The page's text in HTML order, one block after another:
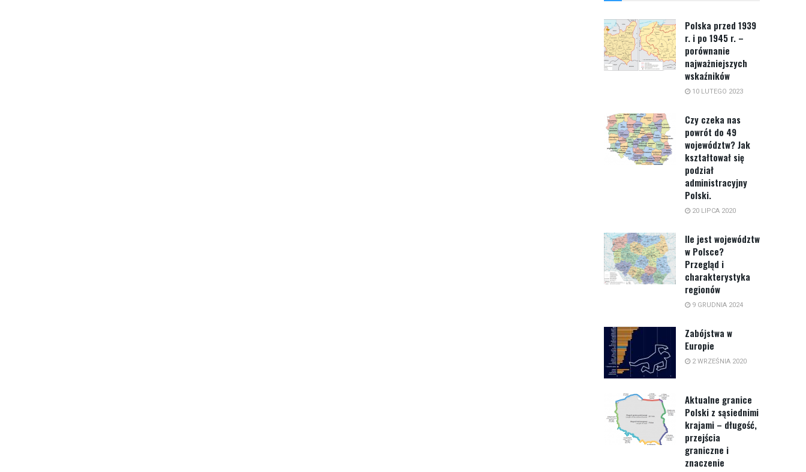
Polska przed 1939
r. i po 1945 r. –
porównanie
najważniejszych
wskaźników
10 LUTEGO 2023
Czy czeka nas
powrót do 49
województw? Jak
kształtował się
podział
administracyjny
Polski.
20 LIPCA 2020
Ile jest województw
w Polsce?
Przegląd i
charakterystyka
regionów
9 GRUDNIA 2024
Zabójstwa w
Europie
2 WRZEŚNIA 2020
Aktualne granice
Polski z sąsiednimi
krajami – długość,
przejścia
graniczne i
znaczenie